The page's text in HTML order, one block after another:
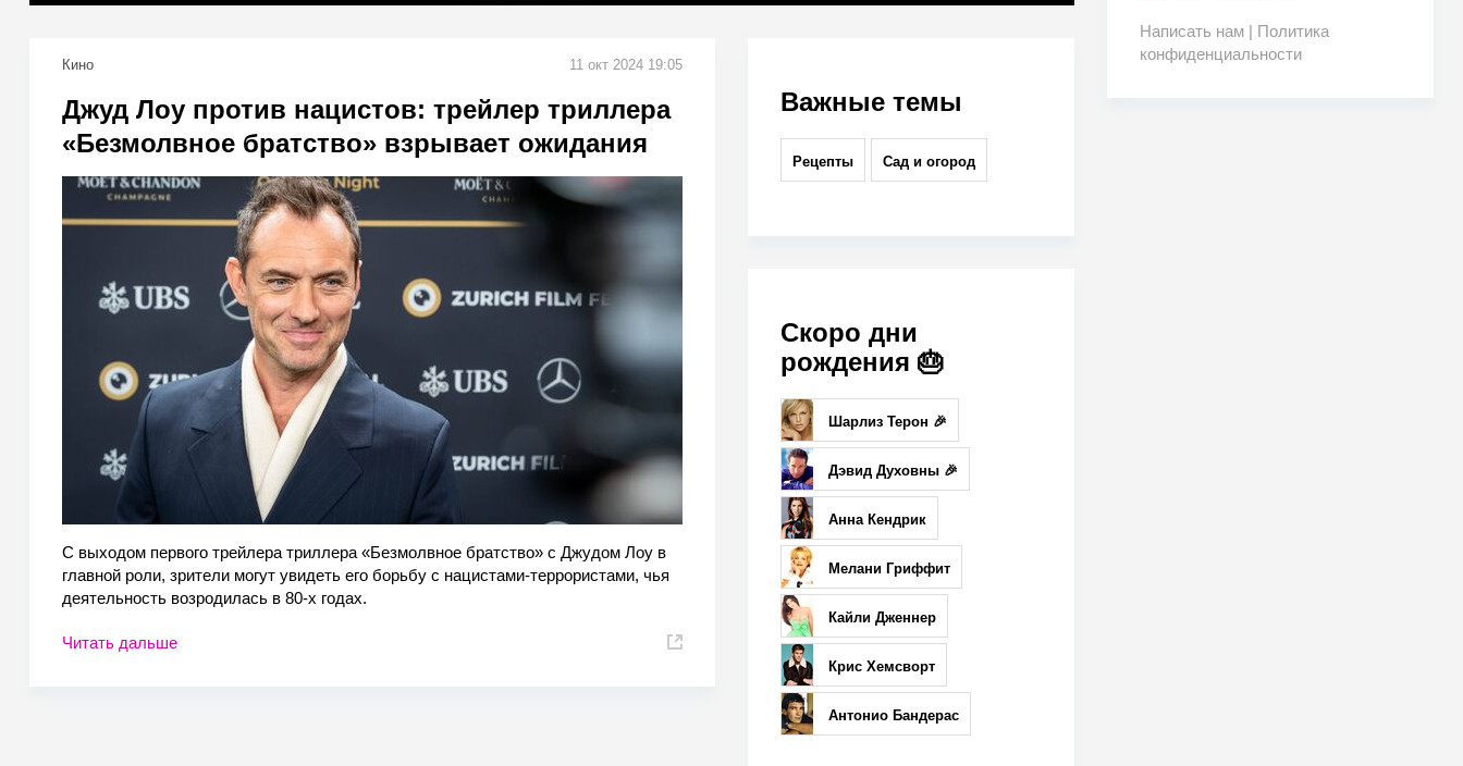
Кино 11 окт 2024 19:05
Джуд Лоу против нацистов: трейлер триллера
«Безмолвное братство» взрывает ожидания
С выходом первого трейлера триллера «Безмолвное братство» с Джудом Лоу в
главной роли, зрители могут увидеть его борьбу с нацистами-террористами, чья
деятельность возродилась в 80-х годах.
Читать дальше
Важные темы
Рецепты Сад и огород
Скоро дни
рождения 🎂
Шарлиз Терон 🎉
Дэвид Духовны 🎉
Анна Кендрик
Мелани Гриффит
Кайли Дженнер
Крис Хемсворт
Антонио Бандерас
Написать нам | Политика
конфиденциальности